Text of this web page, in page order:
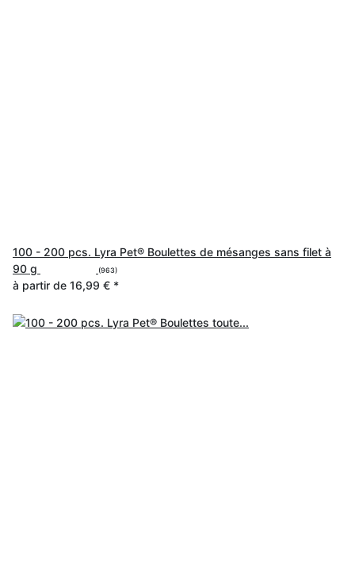
100 - 200 pcs. Lyra Pet® Boulettes de mésanges sans filet à
90 g
(963)
à partir de 16,99 € *